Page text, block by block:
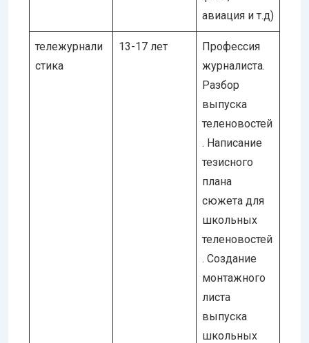
авиация и т.д)
тележурнали
стика
13-17 лет
Профессия
журналиста.
Разбор
выпуска
теленовостей
. Написание
тезисного
плана
сюжета для
школьных
теленовостей
. Создание
монтажного
листа
выпуска
школьных